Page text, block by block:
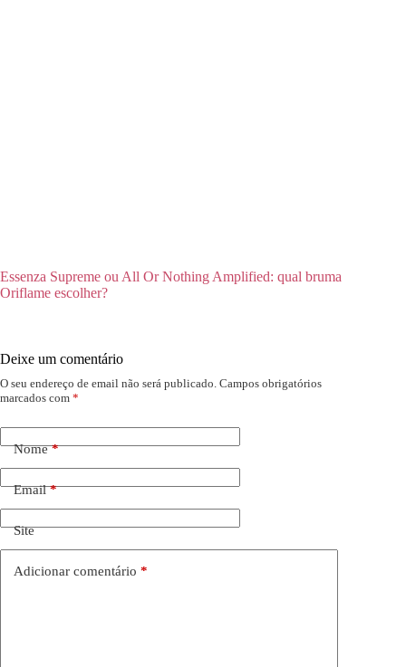
Essenza Supreme ou All Or Nothing Amplified: qual bruma
Oriflame escolher?
Deixe um comentário
O seu endereço de email não será publicado. Campos obrigatórios
marcados com *
Nome*
Email*
Site
Adicionar comentário *